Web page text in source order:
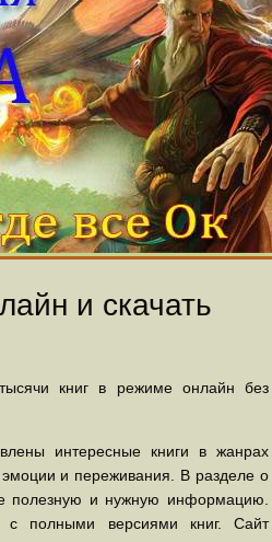
и скачать
книг в режиме онлайн без
интересные книги в жанрах
эмоции и переживания. В разделе о
полезную и нужную информацию.
с полными версиями книг. Сайт